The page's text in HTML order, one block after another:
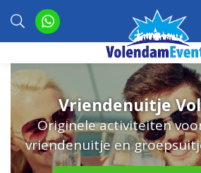
Vriendenuitje
Originele activiteiten
vriendenuitje en